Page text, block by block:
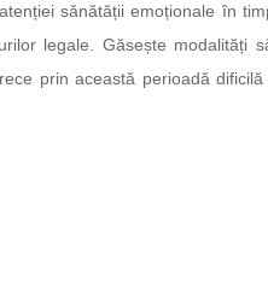
sănătății emoționale în
legale. Găsește modalități
prin această perioadă dificilă